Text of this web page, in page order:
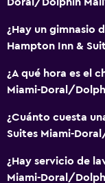
Bar/lounge
Salud y seguridad
Cámaras CCTV en
¿Hay un gimnasio
Hampton Inn &
¿A qué hora es el
Miami-Doral/
¿Cuánto cuesta
Suites Miami-
¿Hay servicio de
Miami-Doral/